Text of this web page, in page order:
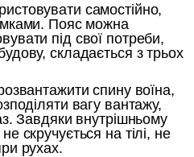
самостійно,
Пояс можна
під свої потреби,
складається з трьох
спину воїна,
вагу вантажу,
Завдяки внутрішньому
скручується на тілі, не
рухах.